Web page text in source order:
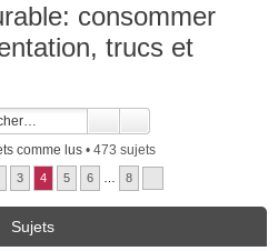
consommer
trucs et
comme lus • 473 sujets
3 4 5 6 8
Sujets